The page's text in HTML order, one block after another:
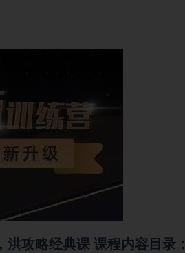
攻略经典课 课程内容目录：